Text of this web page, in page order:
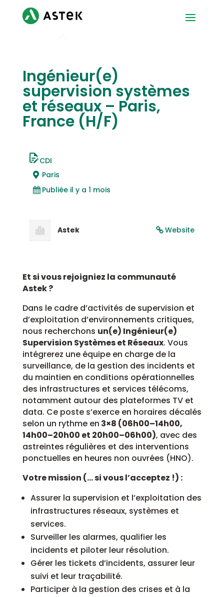
Ingénieur(e)
supervision systèmes
et réseaux – Paris,
France (H/F)
CDI
Paris
Publiée il y a 1 mois
Website
Astek
Et si vous rejoigniez la communauté
Astek ?
Dans le cadre d’activités de supervision et
d’exploitation d’environnements critiques,
nous recherchons un(e) Ingénieur(e)
Supervision Systèmes et Réseaux. Vous
intégrerez une équipe en charge de la
surveillance, de la gestion des incidents et
du maintien en conditions opérationnelles
des infrastructures et services télécoms,
notamment autour des plateformes TV et
data. Ce poste s’exerce en horaires décalés
selon un rythme en 3×8 (06h00–14h00,
14h00–20h00 et 20h00–06h00), avec des
astreintes régulières et des interventions
ponctuelles en heures non ouvrées (HNO).
Votre mission (… si vous l’acceptez !) :
Assurer la supervision et l’exploitation des
infrastructures réseaux, systèmes et
services.
Surveiller les alarmes, qualifier les
incidents et piloter leur résolution.
Gérer les tickets d’incidents, assurer leur
suivi et leur traçabilité.
Participer à la gestion des crises et à la